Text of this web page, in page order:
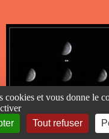
cookies et vous donne le
Tout refuser